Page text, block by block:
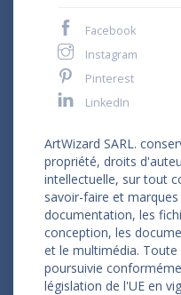
Facebook
Instagram
Pinterest
LinkedIn
ArtWizard SARL.
propriété, droits
intellectuelle, sur tout
savoir-faire et
documentation, les
conception, les
et le multimédia.
poursuivie
législation de l'UE en